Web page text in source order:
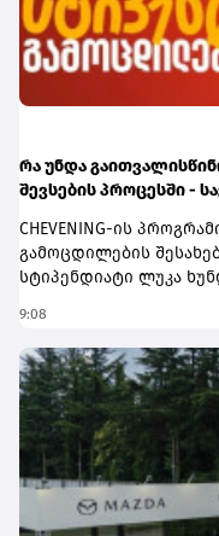
კამპანიის შესახებ
გაეცანით ამ ბმულზე.
რა უნდა
შევსების პროცესში -
CHEVENING-ის
გამოცდილების
სტიპენდიატი ლუკა
პროგრამაზე
სრული დაფინანსებით
სააგენტო Quick-ის
იხსენებს, Chevening-
სფეროში მუშაობას
მეწარმეობასა და
მაკავშირებს. ორივე
ჟინზე, სიჯიუტეზეა
ნაწილი, რომელშიც
9:08